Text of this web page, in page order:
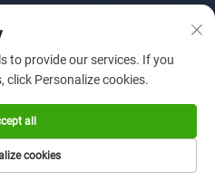
Sunforson Power Co., Ltd
Hakkımızda
Haberler
kapasitesi
to provide our services. If you
click Personalize cookies.
cookies
all